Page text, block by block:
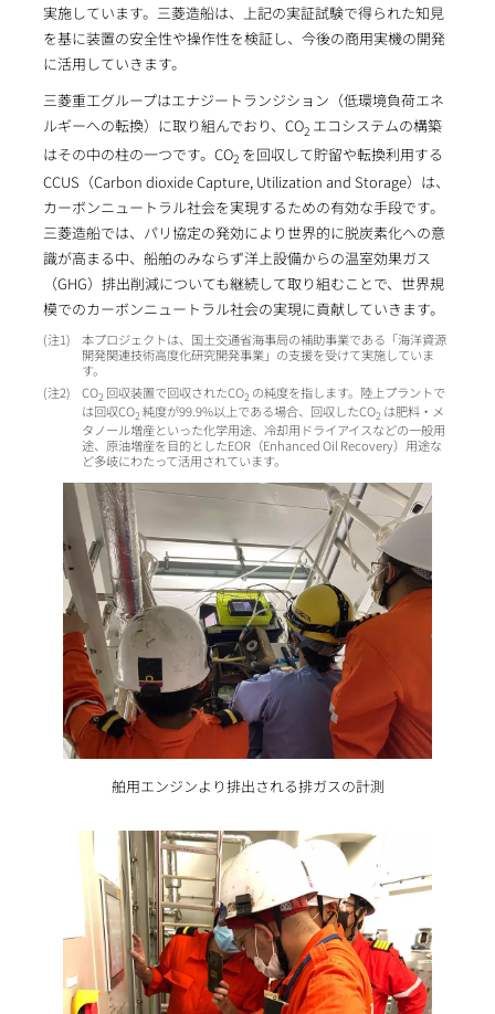
実施しています。三菱造船は、上記の実証試験で得られた知見
を基に装置の安全性や操作性を検証し、今後の商用実機の開発
に活用していきます。
三菱重工グループはエナジートランジション（低環境負荷エネ
ルギーへの転換）に取り組んでおり、CO2 エコシステムの構築
はその中の柱の一つです。CO2 を回収して貯留や転換利用する
CCUS（Carbon dioxide Capture, Utilization and Storage）は、
カーボンニュートラル社会を実現するための有効な手段です。
三菱造船では、パリ協定の発効により世界的に脱炭素化への意
識が高まる中、船舶のみならず洋上設備からの温室効果ガス
（GHG）排出削減についても継続して取り組むことで、世界規
模でのカーボンニュートラル社会の実現に貢献していきます。
1
本プロジェクトは、国土交通省海事局の補助事業である「海洋資源
開発関連技術高度化研究開発事業」の支援を受けて実施していま
す。
2
CO2 回収装置で回収されたCO2 の純度を指します。陸上プラントで
は回収CO2純度が99.9%以上である場合、回収したCO2 は肥料・メ
タノール増産といった化学用途、冷却用ドライアイスなどの一般用
途、原油増産を目的としたEOR（Enhanced Oil Recovery）用途な
ど多岐にわたって活用されています。
舶用エンジンより排出される排ガスの計測